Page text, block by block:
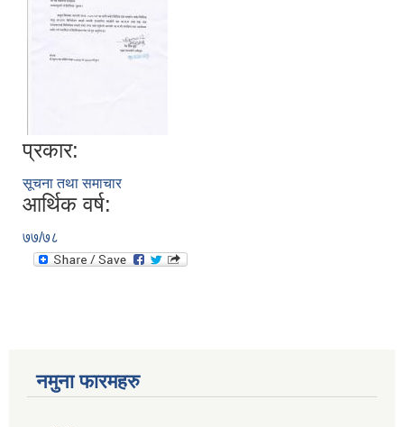
प्रकार:
सूचना तथा समाचार
आर्थिक वर्ष:
७७/७८
नमुना फारमहरु